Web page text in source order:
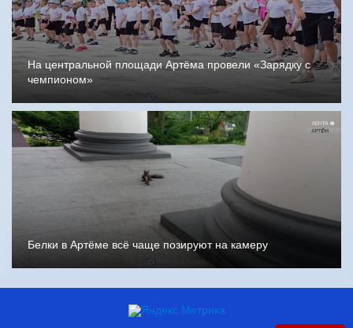
На центральной площади Артёма провели «Зарядку с
чемпионом»
Белки в Артёме всё чаще позируют на камеру